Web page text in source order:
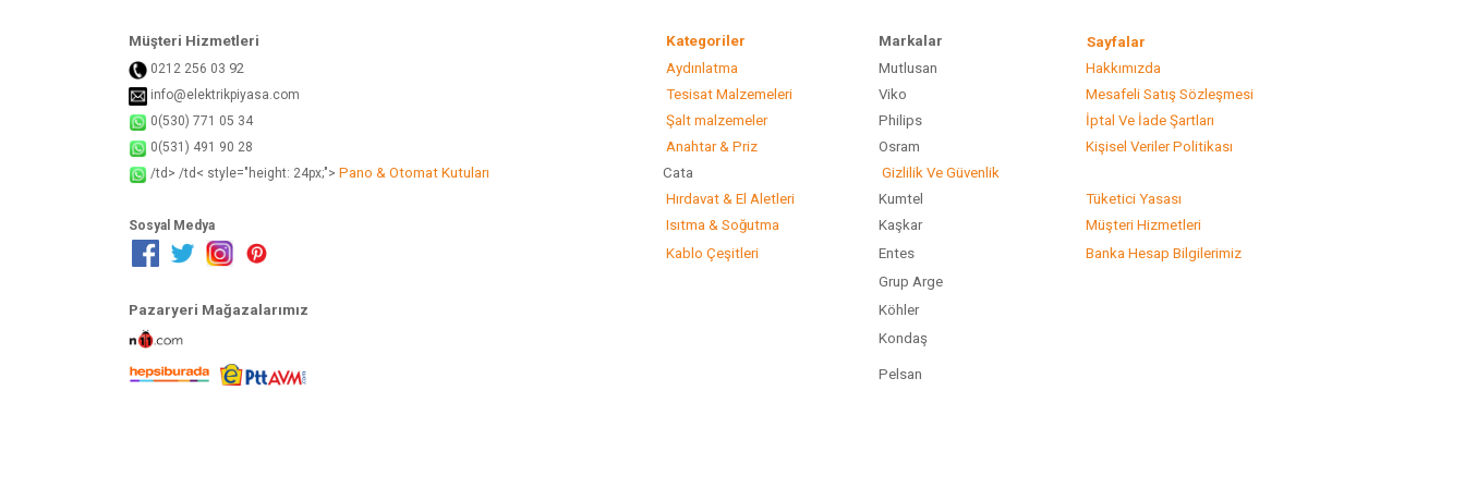
Müşteri Hizmetleri Kategoriler Markalar Sayfalar
0212 256 03 92 Aydınlatma Mutlusan Hakkımızda
info@elektrikpiyasa.com Tesisat Malzemeleri Viko Mesafeli Satış Sözleşmesi
0(530) 771 05 34 Şalt malzemeler Philips İptal Ve İade Şartları
0(531) 491 90 28 Anahtar & Priz Osram Kişisel Veriler Politikası
/td> /td< style="height: 24px;"> Pano & Otomat Kutuları Cata
Gizlilik Ve Güvenlik
Hırdavat & El Aletleri
Kumtel Tüketici Yasası
Sosyal Medya Isıtma & Soğutma Kaşkar
Müşteri Hizmetleri
Kablo Çeşitleri
Entes
Banka Hesap Bilgilerimiz
Grup Arge
Pazaryeri Mağazalarımız
Köhler
Kondaş
Pelsan